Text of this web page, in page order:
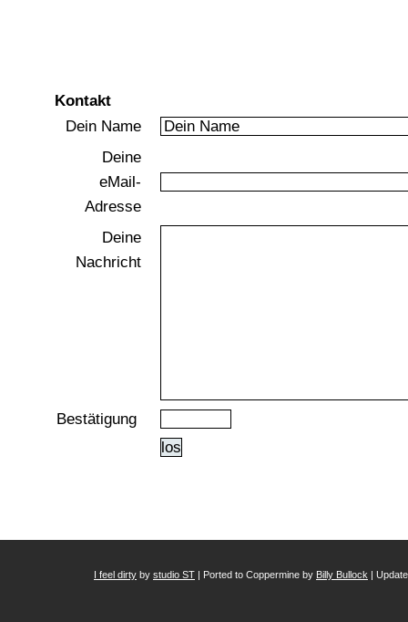
Kontakt
Dein Name
Deine
eMail-
Adresse
Deine
Nachricht
Bestätigung
los
I feel dirty by studio ST | Ported to Coppermine by Billy Bullock |